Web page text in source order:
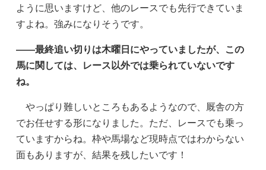
ように思いますけど、他のレースでも先行できていま
すよね。強みになりそうです。
——最終追い切りは木曜日にやっていましたが、この
馬に関しては、レース以外では乗られていないです
ね。
やっぱり難しいところもあるようなので、厩舎の方
でお任せする形になりました。ただ、レースでも乗っ
ていますからね。枠や馬場など現時点ではわからない
面もありますが、結果を残したいです！